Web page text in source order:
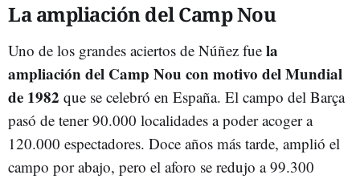
La ampliación del Camp Nou
Uno de los grandes aciertos de Núñez fue la
ampliación del Camp Nou con motivo del Mundial
de 1982 que se celebró en España. El campo del Barça
pasó de tener 90.000 localidades a poder acoger a
120.000 espectadores. Doce años más tarde, amplió el
campo por abajo, pero el aforo se redujo a 99.300